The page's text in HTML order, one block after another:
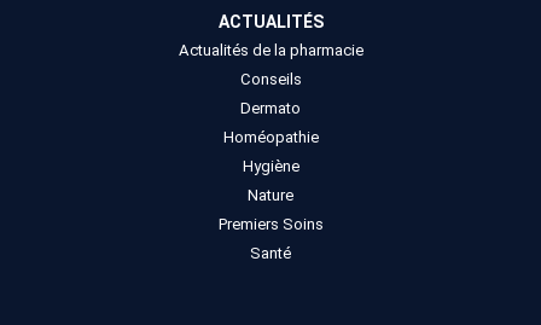
ACTUALITÉS
Actualités de la pharmacie
Conseils
Dermato
Homéopathie
Hygiène
Nature
Premiers Soins
Santé